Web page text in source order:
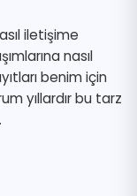
iletişime
nasıl
benim için
yıllardır bu tarz